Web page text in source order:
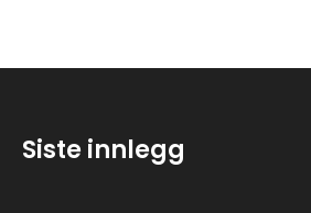
Siste innlegg